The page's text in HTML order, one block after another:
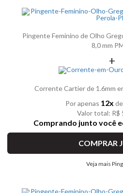
Pingente Feminino de Olho
8,0 mm
+
Corrente Cartier de 1.6mm
Por apenas 12xde
Valor total: R$
Comprando junto você
COMPRAR
Veja mais